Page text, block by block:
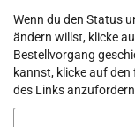
Wenn du den Status
ändern willst, klicke
Bestellvorgang
kannst, klicke auf
des Links